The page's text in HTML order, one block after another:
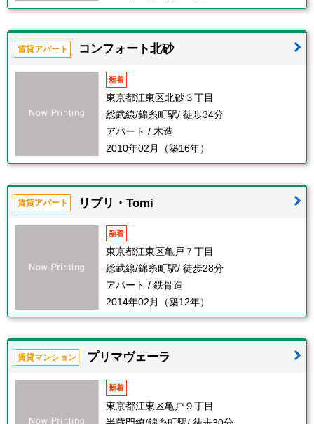
賃貸アパート コンフォート北砂
新着
東京都江東区北砂３丁目
総武線/錦糸町駅/ 徒歩34分
アパート / 木造
2010年02月（築16年）
賃貸アパート リブリ・Tomi
新着
東京都江東区亀戸７丁目
総武線/錦糸町駅/ 徒歩28分
アパート / 鉄骨造
2014年02月（築12年）
賃貸マンション プリマヴェーラ
新着
東京都江東区亀戸９丁目